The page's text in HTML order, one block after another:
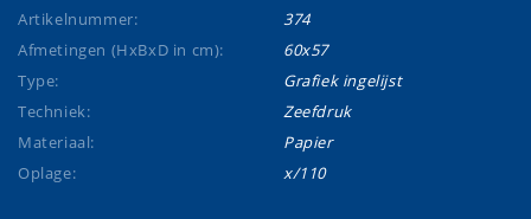
Artikelnummer:
374
Afmetingen (HxBxD in cm):
60x57
Type:
Grafiek ingelijst
Techniek:
Zeefdruk
Materiaal:
Papier
Oplage:
x/110